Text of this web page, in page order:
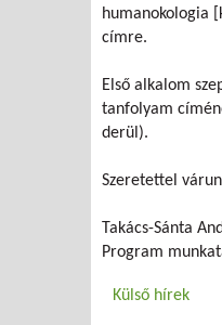
humanokologia
címre.
Első alkalom
tanfolyam
derül).
Szeretettel
Takács-Sánta
Program
Külső hírek